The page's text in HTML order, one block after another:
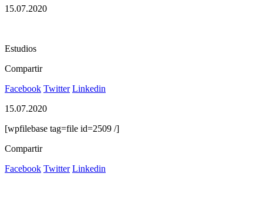
15.07.2020
Estudios
Compartir
Facebook Twitter Linkedin
15.07.2020
[wpfilebase tag=file id=2509 /]
Compartir
Facebook Twitter Linkedin